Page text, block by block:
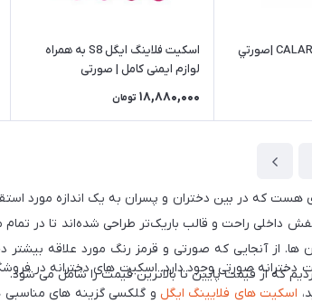
اسكيت فلاينگ ايگل S8 به همراه
لوازم ایمنی کامل | صورتی
18,880,000 تومان
که در بین دختران و پسران به یک اندازه مورد
با داشتن کفش داخلی راحت و قالب باریک‌تر طراحی
ها. از آنجایی که صورتی و قرمز رنگ مورد علاقه
از قیمت پایین تا بالاترین قیمت را شامل می شود.
اسکیت های فلایینگ ایگل و گلکسی گزینه های مناسبی